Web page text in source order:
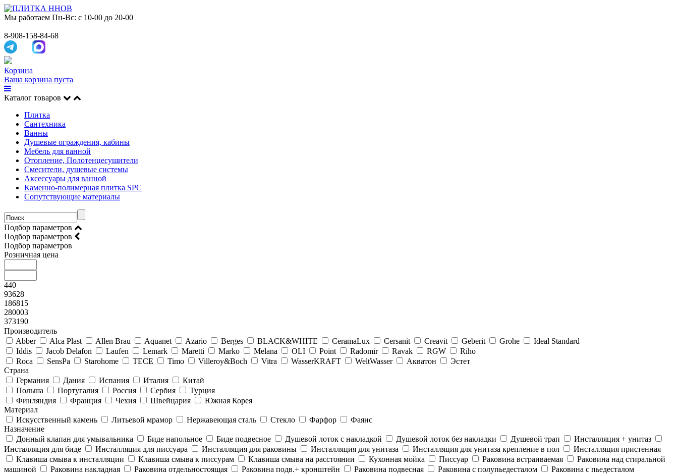
Мы работаем Пн-Вс: с 10-00 до 20-00
8-908-158-84-68
Корзина
Ваша корзина пуста
Каталог товаров
Плитка
Сантехника
Ванны
Душевые ограждения, кабины
Мебель для ванной
Отопление, Полотенцесушители
Смесители, душевые системы
Аксессуары для ванной
Каменно-полимерная плитка SPC
Сопутствующие материалы
Подбор параметров
Подбор параметров
Подбор параметров
Розничная цена
440
93628
186815
280003
373190
Производитель
Abber
Alca Plast Allen Brau Aquanet Azario Berges BLACK&WHITE CeramaLux Cersanit Creavit Geberit Grohe
Ideal Standard
Iddis
Jacob Delafon Laufen Lemark Maretti Marko Melana OLI Point Radomir Ravak RGW
Riho
Roca
SensPa Starohome TECE Timo Villeroy&Boсh Vitra WasserKRAFT WeltWasser Акватон
Эстет
Страна
Германия
Дания Испания Италия
Китай
Польша
Португалия Россия Сербия
Турция
Финляндия
Франция Чехия Швейцария
Южная Корея
Материал
Искусственный камень
Литьевой мрамор Нержавеющая сталь Стекло Фарфор
Фаянс
Назначение
Донный клапан для умывальника
Биде напольное Биде подвесное Душевой лоток с накладкой Душевой лоток без накладки Душевой трап
Инсталляция + унитаз
Инсталляция для биде
Инсталляция для писсуара Инсталляция для раковины Инсталляция для унитаза Инсталляция для унитаза крепление в пол
Инсталляция пристенная
Клавиша смыва к инсталляции
Клавиша смыва к писсурам Клавиша смыва на расстоянии Кухонная мойка Писсуар Раковина встраиваемая
Раковина над стиральной
машиной
Раковина накладная Раковина отдельностоящая Раковина подв.+ кронштейн Раковина подвесная Раковина с полупьедесталом
Раковина с пьедесталом